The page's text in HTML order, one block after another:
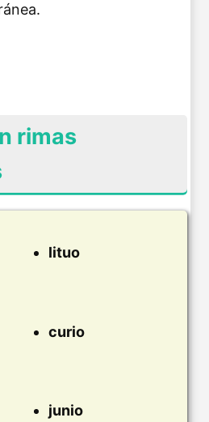
rimas
lituo
curio
junio